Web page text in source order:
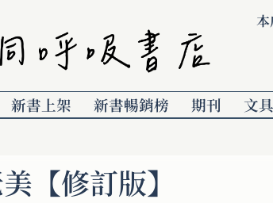
新書上架 新書暢銷榜 期刊 文具
【修訂版】